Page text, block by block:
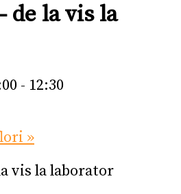
de la vis la
- 12:30
»